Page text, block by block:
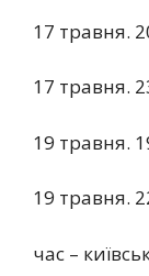
17 травня.
17 травня.
19 травня.
19 травня.
час –